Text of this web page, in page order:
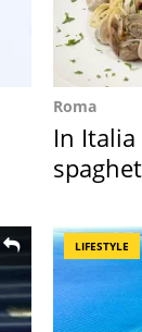
Roma
In
LIFESTYLE